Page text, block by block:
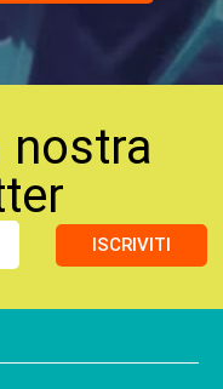
nostra
ISCRIVITI